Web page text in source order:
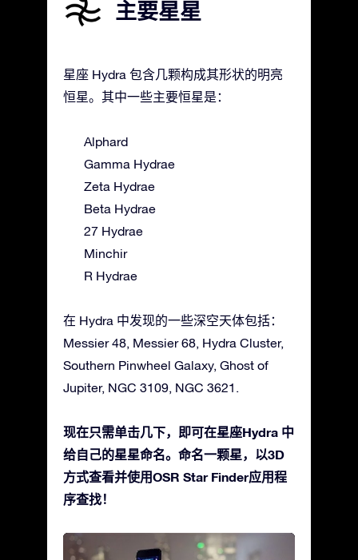
主要星星
星座 Hydra 包含几颗构成其形状的明亮
恒星。其中一些主要恒星是：
Alphard
Gamma Hydrae
Zeta Hydrae
Beta Hydrae
27 Hydrae
Minchir
R Hydrae
在 Hydra 中发现的一些深空天体包括：
Messier 48, Messier 68, Hydra Cluster,
Southern Pinwheel Galaxy, Ghost of
Jupiter, NGC 3109, NGC 3621.
现在只需单击几下，即可在星座Hydra 中
给自己的星星命名。命名一颗星，以3D
方式查看并使用OSR Star Finder应用程
序查找！